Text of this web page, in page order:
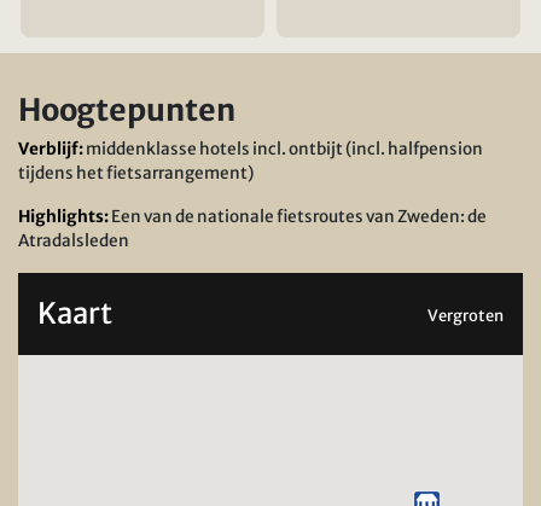
Hoogtepunten
Verblijf:middenklasse hotels incl. ontbijt (incl. halfpension
tijdens het fietsarrangement)
Highlights:Een van de nationale fietsroutes van Zweden: de
Atradalsleden
Kaart Vergroten